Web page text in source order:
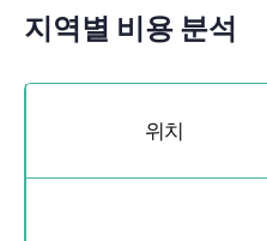
지역별 비용 분석
위치